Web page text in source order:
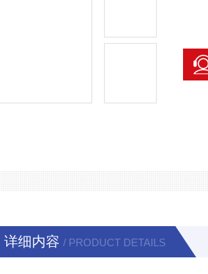
详细内容 / PRODUCT DETAILS